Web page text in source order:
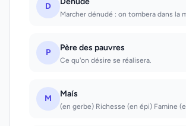
D
P Père des pauvres
Ce qu'on désire se réalisera.
M Maís